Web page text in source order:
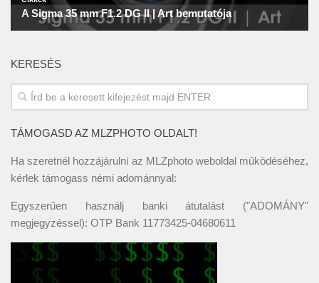
KERESÉS
TÁMOGASD AZ MLZPHOTO OLDALT!
Ha szeretnél hozzájárulni az MLZphoto weboldal működéséhez,
kérlek támogass némi adománnyal:
Egyszerűen használj banki átutalást ("ADOMÁNY"
megjegyzéssel): OTP Bank 11773425-04680611